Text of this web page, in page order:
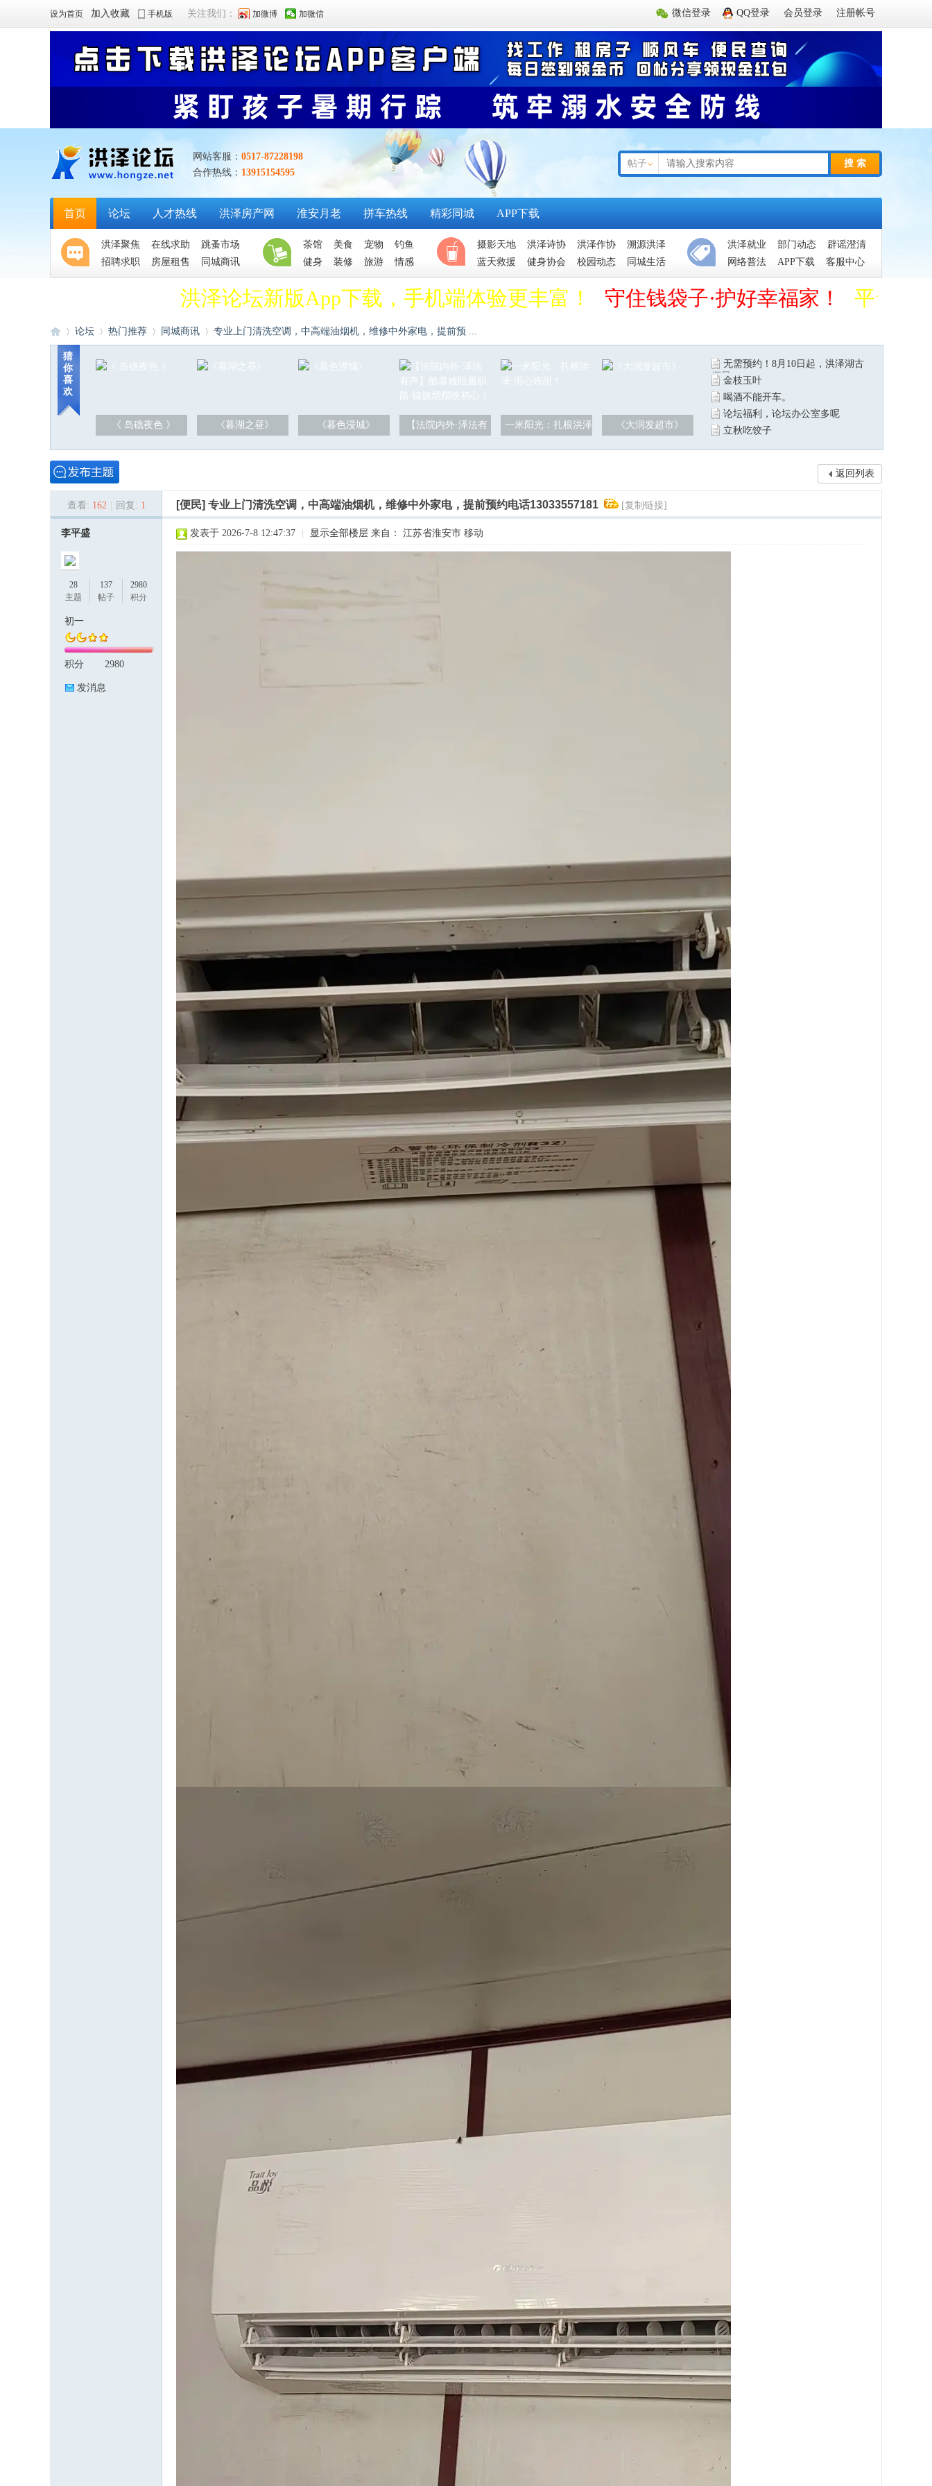
微信登录 QQ登录 会员登录 注册帐号
设为首页 加入收藏 手机版 关注我们： 加微博 加微信
网站客服： 0517-87228198
合作热线： 13915154595
帖子 搜 索
首页 论坛 人才热线 洪泽房产网 淮安月老 拼车热线 精彩同城 APP下载
洪泽聚焦 在线求助
跳蚤市场
招聘求职
房屋租售 同城商讯
茶馆 美食 宠物
钓鱼
健身
装修 旅游 情感
摄影天地 洪泽诗协 洪泽作协
溯源洪泽
蓝天救援
健身协会 校园动态 同城生活
洪泽就业 部门动态
辟谣澄清
网络普法
APP下载 客服中心
洪泽论坛新版App下载，手机端体验更丰富！ 守住钱袋子·护好幸福家！ 平台管
»
论坛 热门推荐 同城商讯 专业上门清洗空调，中高端油烟机，维修中外家电，提前预 ...
猜
你
喜
欢
《 岛礁夜色 》 《暮湖之昼》 《暮色浸城》 【法院内外·泽法有 一米阳光：扎根洪泽 《大润发超市》
无需预约！8月10日起，洪泽湖古
堰景金枝玉叶
喝酒不能开车。
论坛福利，论坛办公室多呢
立秋吃饺子
返回列表
查看: 162 回复: 1 [便民] 专业上门清洗空调，中高端油烟机，维修中外家电，提前预约电话13033557181 [复制链接]
李平盛
28
主题
137
帖子
2980
积分
初一
积分 2980
发消息
发表于 2026-7-8 12:47:37 显示全部楼层 来自： 江苏省淮安市 移动